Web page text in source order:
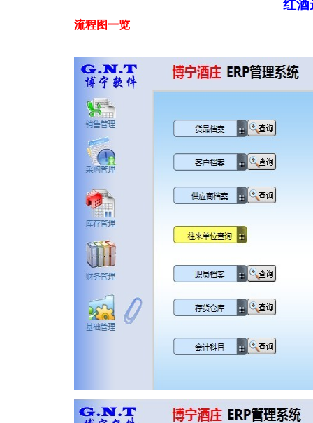
红酒
流程图一览